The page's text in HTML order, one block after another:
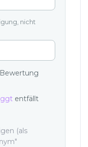
nicht
entfällt
(als